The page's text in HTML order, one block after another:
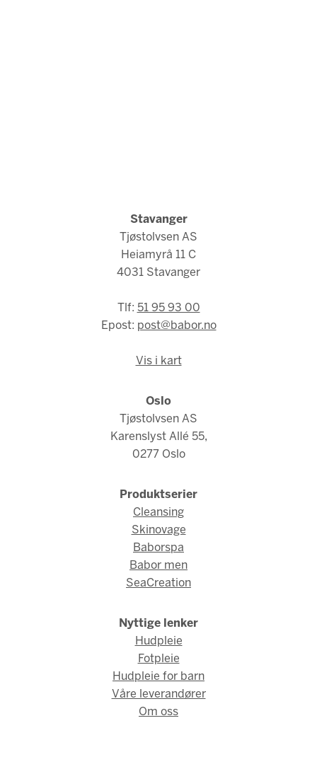
Stavanger
Tjøstolvsen AS
Heiamyrå 11 C
4031 Stavanger
Tlf: 51 95 93 00
Epost: post@babor.no
Vis i kart
Oslo
Tjøstolvsen AS
Karenslyst Allé 55,
0277 Oslo
Produktserier
Cleansing
Skinovage
Baborspa
Babor men
SeaCreation
Nyttige lenker
Hudpleie
Fotpleie
Hudpleie for barn
Våre leverandører
Om oss